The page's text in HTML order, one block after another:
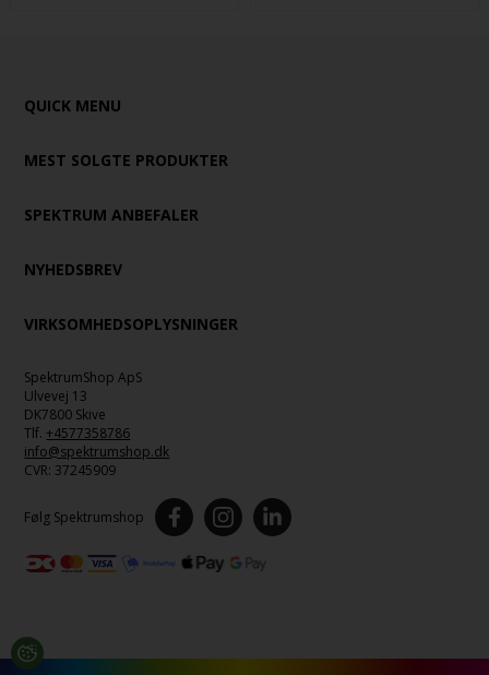
QUICK MENU
MEST SOLGTE PRODUKTER
SPEKTRUM ANBEFALER
NYHEDSBREV
VIRKSOMHEDSOPLYSNINGER
SpektrumShop ApS
Ulvevej 13
DK7800 Skive
Tlf. +4577358786
info@spektrumshop.dk
CVR: 37245909
Følg Spektrumshop